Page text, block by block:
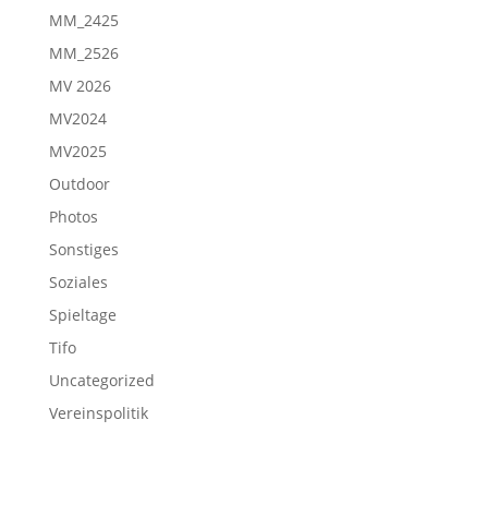
MM_2425
MM_2526
MV 2026
MV2024
MV2025
Outdoor
Photos
Sonstiges
Soziales
Spieltage
Tifo
Uncategorized
Vereinspolitik